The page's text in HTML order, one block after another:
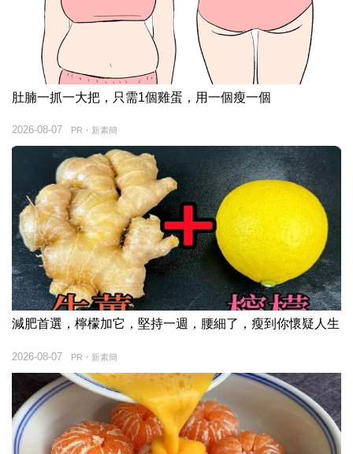
肚腩一抓一大把，只需1個雞蛋，用一個瘦一個
PR・新素簡
2026-08-07
減肥首選，檸檬加它，堅持一週，腰細了，瘦到你懷疑人生
PR・新素簡
2026-08-07